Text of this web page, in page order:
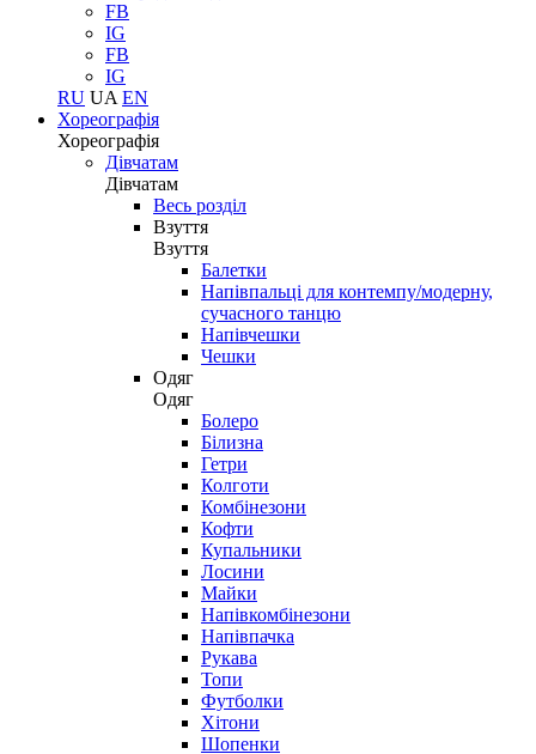
FB
IG
FB
IG
RU UA EN
Хореографія
Хореографія
Дівчатам
Дівчатам
Весь розділ
Взуття
Взуття
Балетки
Напівпальці для контемпу/модерну,
сучасного танцю
Напівчешки
Чешки
Одяг
Одяг
Болеро
Білизна
Гетри
Колготи
Комбінезони
Кофти
Купальники
Лосини
Майки
Напівкомбінезони
Напівпачка
Рукава
Топи
Футболки
Хітони
Шопенки